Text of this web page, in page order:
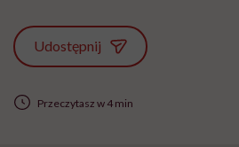
Udostępnij
Przeczytasz w 4 min